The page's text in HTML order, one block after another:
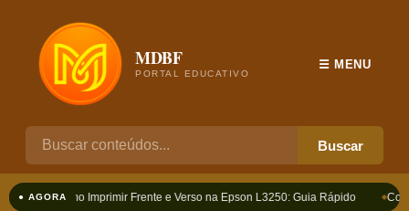
MDBF
PORTAL EDUCATIVO
Buscar
☰ MENU
● AGORAComo Imprimir Frente e Verso na Epson L3250: Guia Rápido